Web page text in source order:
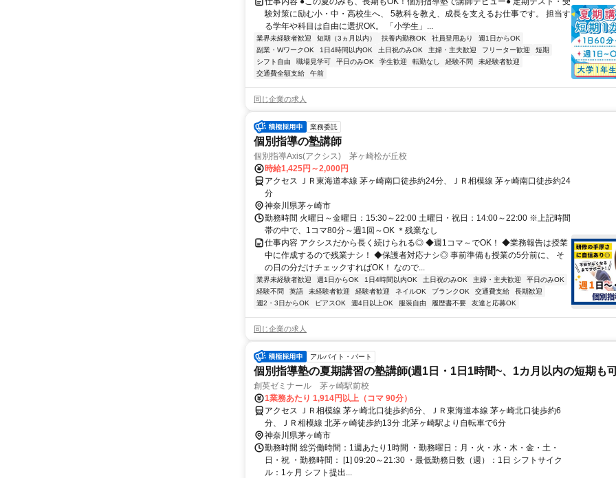
験対策に励む小・中・高校生へ、 5教科を教え、成長を支えるお仕事です。 担当す
る学年や科目は自由に選択OK。 「小学生」...
業界未経験者歓迎 短期（3ヵ月以内） 扶養内勤務OK 社員登用あり
週1日からOK
副業・WワークOK
1日4時間以内OK 土日祝のみOK 主婦・主夫歓迎 フリーター歓迎
短期
シフト自由
職場見学可 平日のみOK 学生歓迎 転勤なし 経験不問
未経験者歓迎
交通費全額支給
午前
同じ企業の求人
業務委託
個別指導の塾講師
個別指導Axis(アクシス) 茅ヶ崎松が丘校
時給1,425円～2,000円
アクセス ＪＲ東海道本線 茅ヶ崎南口徒歩約24分、ＪＲ相模線 茅ヶ崎南口徒歩約24
分
神奈川県茅ヶ崎市
勤務時間 火曜日～金曜日：15:30～22:00 土曜日・祝日：14:00～22:00 ※上記時間
帯の中で、1コマ80分～週1回～OK ＊残業なし
仕事内容 アクシスだから長く続けられる◎ ◆週1コマ～でOK！ ◆業務報告は授業
中に作成するので残業ナシ！ ◆保護者対応ナシ◎ 事前準備も授業の5分前に、 そ
の日の分だけチェックすればOK！ なので...
業界未経験者歓迎 週1日からOK 1日4時間以内OK 土日祝のみOK 主婦・主夫歓迎
平日のみOK
経験不問
英語 未経験者歓迎 経験者歓迎 ネイルOK ブランクOK 交通費支給
長期歓迎
週2・3日からOK
ピアスOK 週4日以上OK 服装自由 履歴書不要 友達と応募OK
同じ企業の求人
アルバイト・パート
個別指導塾の夏期講習の塾講師(週1日・1日1時間~、1カ月以内の短期も
創英ゼミナール 茅ヶ崎駅前校
1業務あたり 1,914円以上（コマ 90分）
アクセス ＪＲ相模線 茅ヶ崎北口徒歩約6分、ＪＲ東海道本線 茅ヶ崎北口徒歩約6
分、ＪＲ相模線 北茅ヶ崎徒歩約13分 北茅ヶ崎駅より自転車で6分
神奈川県茅ヶ崎市
勤務時間 総労働時間：1週あたり1時間 ・勤務曜日：月・火・水・木・金・土・
日・祝 ・勤務時間： [1] 09:20～21:30 ・最低勤務日数（週）：1日 シフトサイク
ル：1ヶ月 シフト提出...